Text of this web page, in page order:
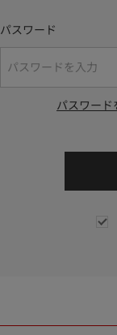
パスワード
パスワード